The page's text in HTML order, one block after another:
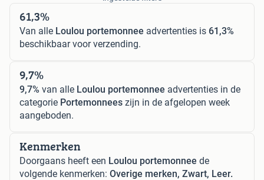
61,3%
Van alle Loulou portemonnee advertenties is 61,3%
beschikbaar voor verzending.
9,7%
9,7% van alle Loulou portemonnee advertenties in de
categorie Portemonnees zijn in de afgelopen week
aangeboden.
Kenmerken
Doorgaans heeft een Loulou portemonnee de
volgende kenmerken: Overige merken, Zwart, Leer.